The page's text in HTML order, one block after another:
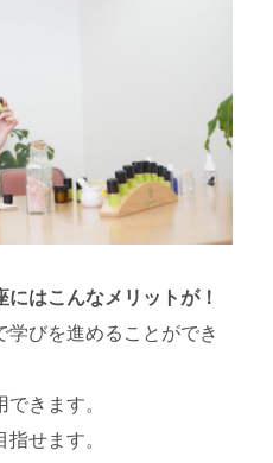
はこんなメリットが！
学びを進めることができ
きます。
せます。